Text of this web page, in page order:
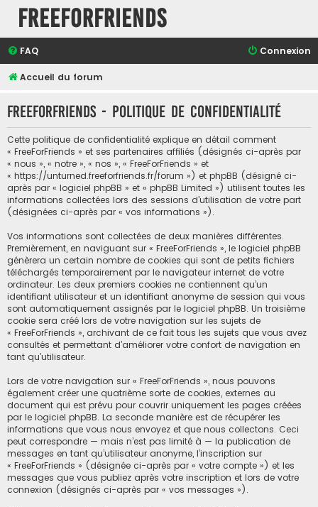
FreeForFriends
FAQ Connexion
Accueil du forum
FreeForFriends - Politique de confidentialité
Cette politique de confidentialité explique en détail comment
« FreeForFriends » et ses partenaires affiliés (désignés ci-après par
« nous », « notre », « nos », « FreeForFriends » et
« https://unturned.freeforfriends.fr/forum ») et phpBB (désigné ci-
après par « logiciel phpBB » et « phpBB Limited ») utilisent toutes les
informations collectées lors des sessions d’utilisation de votre part
(désignées ci-après par « vos informations »).
Vos informations sont collectées de deux manières différentes.
Premièrement, en naviguant sur « FreeForFriends », le logiciel phpBB
génèrera un certain nombre de cookies qui sont de petits fichiers
téléchargés temporairement par le navigateur internet de votre
ordinateur. Les deux premiers cookies ne contiennent qu’un
identifiant utilisateur et un identifiant anonyme de session qui vous
sont automatiquement assignés par le logiciel phpBB. Un troisième
cookie sera créé lors de votre navigation sur les sujets de
« FreeForFriends », archivant de ce fait tous les sujets que vous avez
consultés et permettant d’améliorer votre confort de navigation en
tant qu’utilisateur.
Lors de votre navigation sur « FreeForFriends », nous pouvons
également créer une quatrième sorte de cookies, externes au
document qui est prévu pour couvrir uniquement les pages créées
par le logiciel phpBB. La seconde manière est de récupérer les
informations que vous nous envoyez et que nous collectons. Ceci
peut correspondre — mais n’est pas limité à — la publication de
messages en tant qu’utilisateur anonyme, l’inscription sur
« FreeForFriends » (désignée ci-après par « votre compte ») et les
messages que vous publiez après votre inscription et lors de votre
connexion (désignés ci-après par « vos messages »).